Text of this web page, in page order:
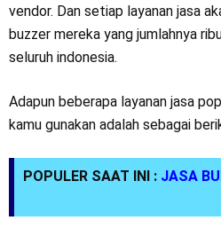
vendor. Dan setiap layanan jasa
buzzer mereka yang jumlahnya
seluruh indonesia.
Adapun beberapa layanan jasa
kamu gunakan adalah sebagai
POPULER SAAT INI : JASA